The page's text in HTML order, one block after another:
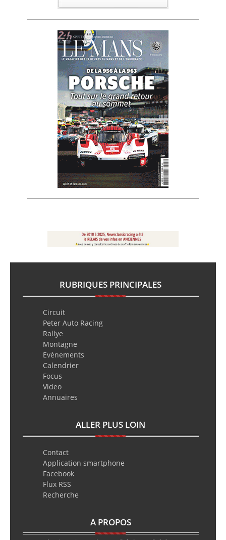
RUBRIQUES PRINCIPALES
Circuit
Peter Auto Racing
Rallye
Montagne
Evènements
Calendrier
Focus
Video
Annuaires
ALLER PLUS LOIN
Contact
Application smartphone
Facebook
Flux RSS
Recherche
A PROPOS